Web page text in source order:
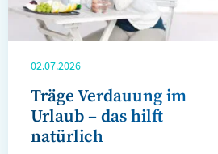
02.07.2026
Träge Verdauung im
Urlaub – das hilft
natürlich